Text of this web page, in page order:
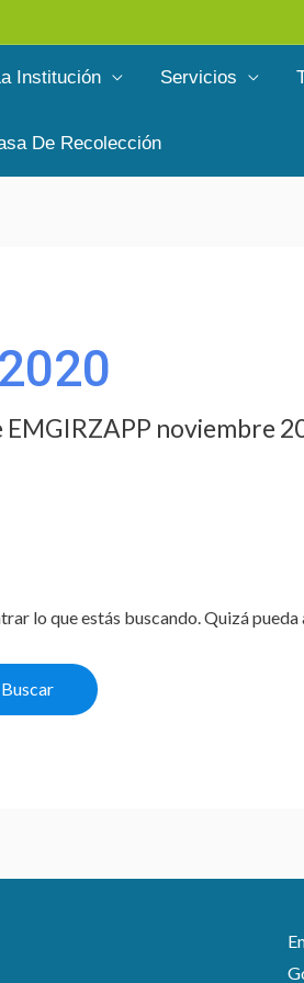
Institución Servicios
De Recolección
EMGIRZAPP noviembre
lo que estás buscando. Quizá pueda